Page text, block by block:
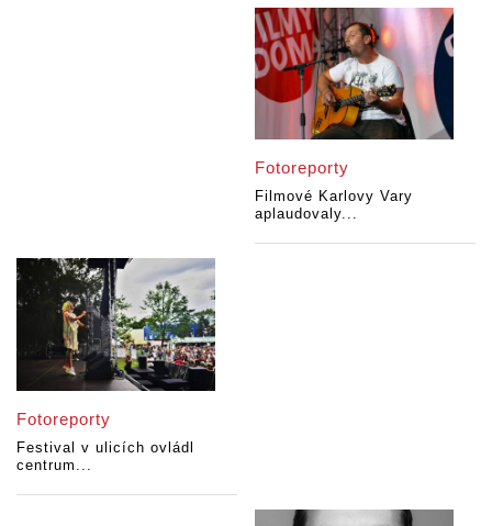
Fotoreporty
Filmové Karlovy Vary
aplaudovaly...
Fotoreporty
Festival v ulicích ovládl
centrum...